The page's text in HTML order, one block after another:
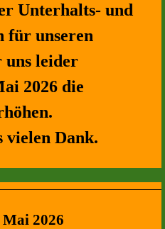
Unterhalts- und
für unseren
uns leider
2026 die
Dank.
2026